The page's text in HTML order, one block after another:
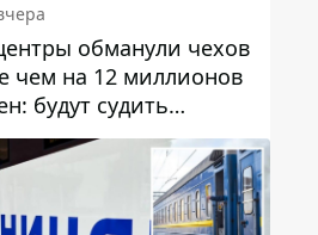
обманули чехов
чем на 12 миллионов
будут судить
организацию